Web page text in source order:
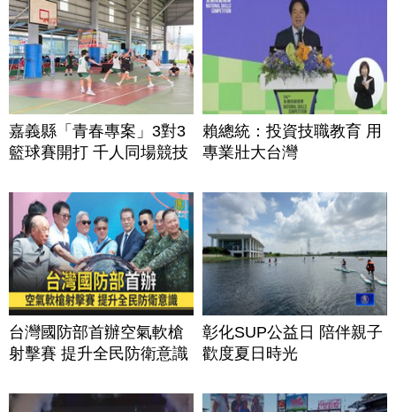
嘉義縣「青春專案」3對3
籃球賽開打 千人同場競技
賴總統：投資技職教育 用
專業壯大台灣
台灣國防部首辦空氣軟槍
射擊賽 提升全民防衛意識
彰化SUP公益日 陪伴親子
歡度夏日時光